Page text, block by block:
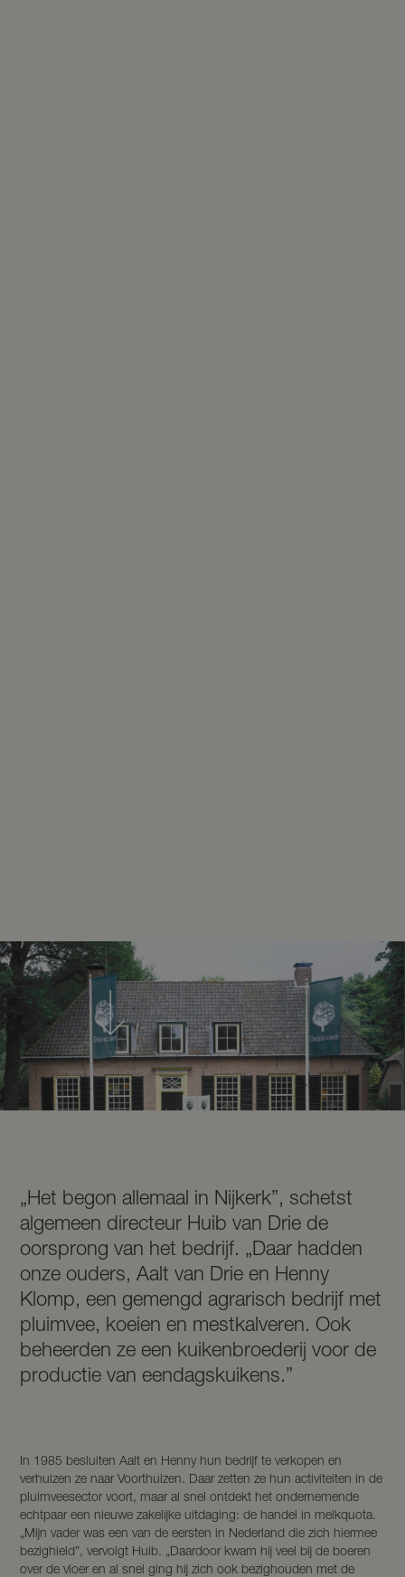
„Het begon allemaal in Nijkerk”, schetst
algemeen directeur Huib van Drie de
oorsprong van het bedrijf. „Daar hadden
onze ouders, Aalt van Drie en Henny
Klomp, een gemengd agrarisch bedrijf met
pluimvee, koeien en mestkalveren. Ook
beheerden ze een kuikenbroederij voor de
productie van eendagskuikens.”
In 1985 besluiten Aalt en Henny hun bedrijf te verkopen en
verhuizen ze naar Voorthuizen. Daar zetten ze hun activiteiten in de
pluimveesector voort, maar al snel ontdekt het ondernemende
echtpaar een nieuwe zakelijke uitdaging: de handel in melkquota.
„Mijn vader was een van de eersten in Nederland die zich hiermee
bezighield”, vervolgt Huib. „Daardoor kwam hij veel bij de boeren
over de vloer en al snel ging hij zich ook bezighouden met de